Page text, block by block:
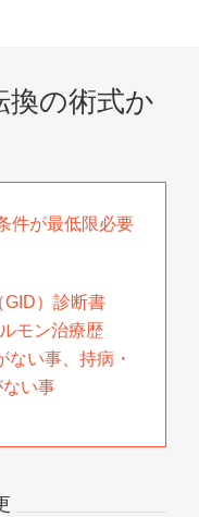
換の術式か
件が最低限必要
）診断書
モン治療歴
ない事、持病・
い事